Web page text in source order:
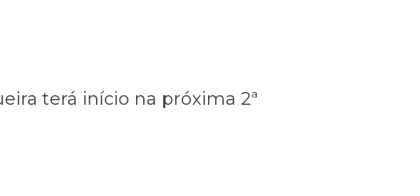
terá início na próxima 2ª